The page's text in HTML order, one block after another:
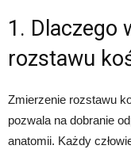
1. Dlaczego
rozstawu
Zmierzenie rozstawu
pozwala na dobranie
anatomii. Każdy